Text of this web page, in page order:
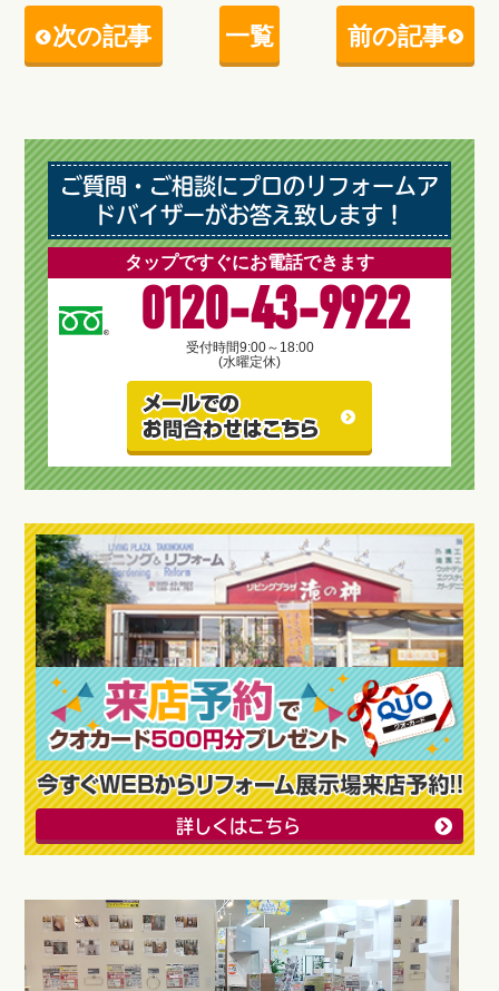
次の記事 一覧 前の記事
ご質問・ご相談にプロのリフォームア
ドバイザーがお答え致します！
タップですぐにお電話できます
0120-43-9922
受付時間9:00～18:00
(水曜定休)
詳しくはこちら